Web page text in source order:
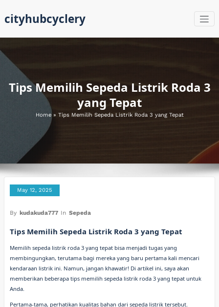
content
cityhubcyclery
Tips Memilih Sepeda Listrik Roda 3
yang Tepat
Home» Tips Memilih Sepeda Listrik Roda 3 yang Tepat
May 12, 2025
By kudakuda777 In Sepeda
Tips Memilih Sepeda Listrik Roda 3 yang Tepat
Memilih sepeda listrik roda 3 yang tepat bisa menjadi tugas yang
membingungkan, terutama bagi mereka yang baru pertama kali mencari
kendaraan listrik ini. Namun, jangan khawatir! Di artikel ini, saya akan
memberikan beberapa tips memilih sepeda listrik roda 3 yang tepat untuk
Anda.
Pertama-tama, perhatikan kualitas bahan dari sepeda listrik tersebut.